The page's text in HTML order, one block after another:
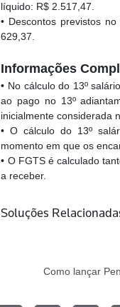
líquido: R$ 2.517,47.
• Descontos previstos
629,37.
Informações
• No cálculo do 13º
ao pago no 13º
inicialmente considerada
• O cálculo do 13º
momento em que os
• O FGTS é calculado
a receber.
Soluções
Como lançar